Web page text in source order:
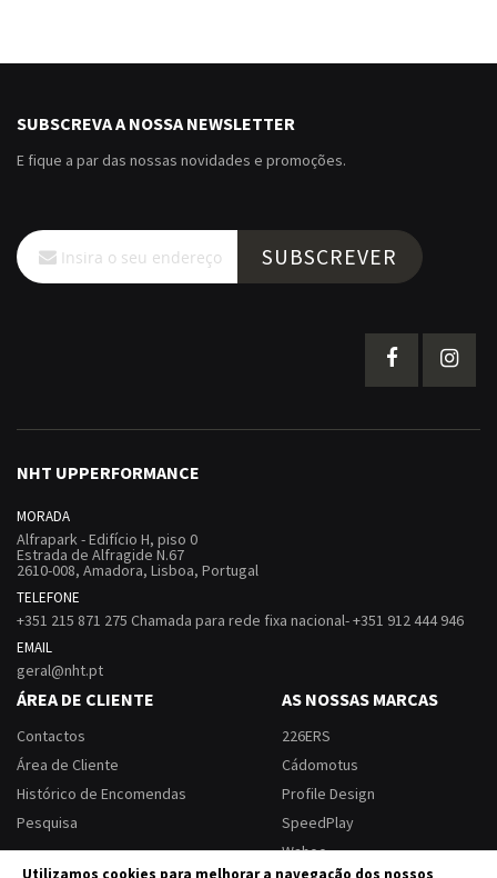
Utilizamos cookies para melhorar a navegação dos nossos
SUBSCREVA A NOSSA NEWSLETTER
E fique a par das nossas novidades e promoções.
Subscreva
a
nossa
SUBSCREVER
NHT UPPERFORMANCE
MORADA
Alfrapark - Edifício H, piso 0
Estrada de Alfragide N.67
2610-008, Amadora, Lisboa, Portugal
TELEFONE
+351 215 871 275 Chamada para rede fixa nacional- +351 912 444 946
EMAIL
geral@nht.pt
ÁREA DE CLIENTE
Contactos
Área de Cliente
Histórico de Encomendas
Pesquisa
AS NOSSAS MARCAS
226ERS
Cádomotus
Profile Design
SpeedPlay
Wahoo